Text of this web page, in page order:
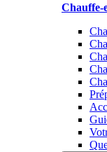
Chauffe-